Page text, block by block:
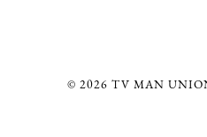
© 2026 TV MAN